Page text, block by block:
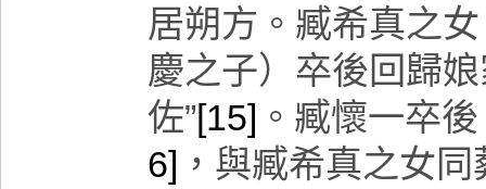
居朔方。臧希真之
慶之子）卒後回歸
佐”[15] 。臧懷一卒
6] ，與臧希真之女